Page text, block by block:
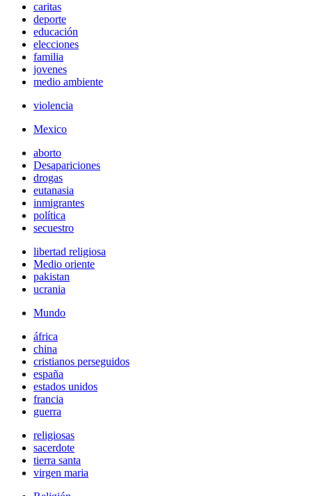
caritas
deporte
educación
elecciones
familia
jovenes
medio ambiente
violencia
Mexico
aborto
Desapariciones
drogas
eutanasia
inmigrantes
política
secuestro
libertad religiosa
Medio oriente
pakistan
ucrania
Mundo
áfrica
china
cristianos perseguidos
españa
estados unidos
francia
guerra
religiosas
sacerdote
tierra santa
virgen maria